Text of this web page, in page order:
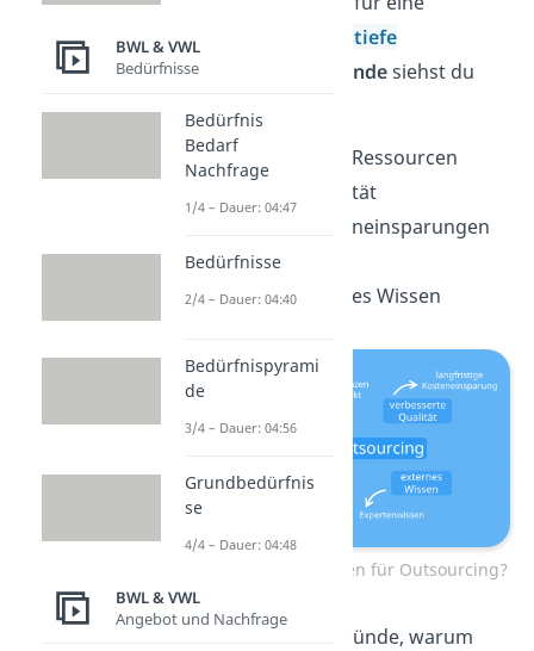
geringere
Fertigungstiefe
entscheiden? Die
Gründesiehst du
hier:
mehr verfügbare Ressourcen
verbesserte Qualität
langfristige Kosteneinsparungen
Flexibilität
Zugriff auf externes Wissen
Welche Gründe sprechen für Outsourcing?
Jetzt kennst du die Gründe, warum
BWL & VWL
Bedürfnisse
Bedürfnis
Bedarf
Nachfrage
1/4 – Dauer: 04:47
Bedürfnisse
2/4 – Dauer: 04:40
Bedürfnispyrami
de
3/4 – Dauer: 04:56
Grundbedürfnis
se
4/4 – Dauer: 04:48
BWL & VWL
Angebot und Nachfrage